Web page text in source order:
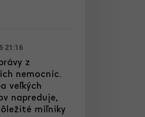
21:16
z
nemocníc.
veľkých
napreduje,
míľniky